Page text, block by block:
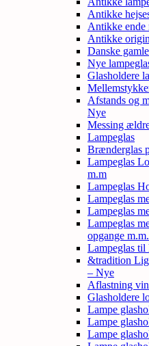
Antikke
Antikke ende
Antikke
Danske
Nye
Glasholdere
Afstands og
Nye
Messing
Lampeglas
Brænderglas
Lampeglas
m.m
Lampeglas
Lampeglas
Lampeglas
Lampeglas
opgange m.m.
Lampeglas til
&tradition
– Nye
Aflastning
Glasholdere
Lampe
Lampe
Lampe